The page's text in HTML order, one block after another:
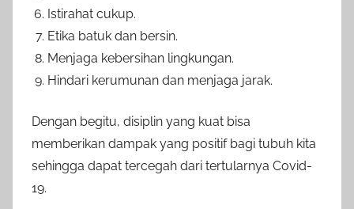
Istirahat cukup.
Etika batuk dan bersin.
Menjaga kebersihan lingkungan.
Hindari kerumunan dan menjaga jarak.
Dengan begitu, disiplin yang kuat bisa
memberikan dampak yang positif bagi tubuh kita
sehingga dapat tercegah dari tertularnya Covid-
19.